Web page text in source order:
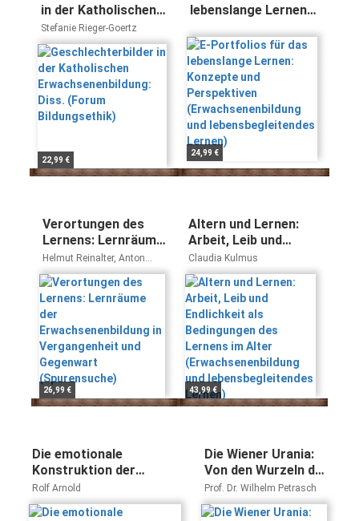
in der Katholischen
Erwachsenenbildung:
Diss. (Forum
Bildungsethik)
Stefanie Rieger-Goertz
22,99 €
lebenslange Lernen:
Perspektiven
(Erwachsenenbildung
und
lebensbegleitendes
Lernen)
24,99 €
Verortungen des
Lernens: Lernräume
der
Erwachsenenbildung
in Vergangenheit
und Gegenwart
(Spurensuche)
Helmut Reinalter, Anton
Szanya, Stephan
Ganglbauer, Thomas
Dostal, Wilhelm Filla, Jörg
Wollenberg, Hubert Hummer,
Gerhard Bisovsky, Robert
Streibel, Daniela Savel,
Michael Buhlmann,
Wolfgang Kogler, Holger
Böning, Markus Oppenauer,
Johannes Weinberg,
Johannes Wahl, Jana Nittel,
Martin Bartenberger,
Christoph Wendler, Thomas
Ballhausen, Günter Krenn
26,99 €
Altern und Lernen:
Arbeit, Leib und
Endlichkeit als
Bedingungen des
Lernens im Alter
(Erwachsenenbildung
und
lebensbegleitendes
Lernen)
Claudia Kulmus
43,99 €
Die emotionale
Konstruktion der
Wirklichkeit: Beiträge zu
einer
Rolf Arnold
Die Wiener Urania:
Von den Wurzeln der
Erwachsenenbildung
zum Lebenslangen
Prof. Dr. Wilhelm Petrasch